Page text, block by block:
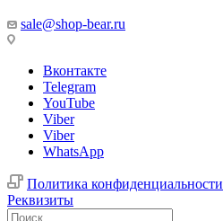
sale@shop-bear.ru
Вконтакте
Telegram
YouTube
Viber
Viber
WhatsApp
Политика конфиденциальности
Реквизиты